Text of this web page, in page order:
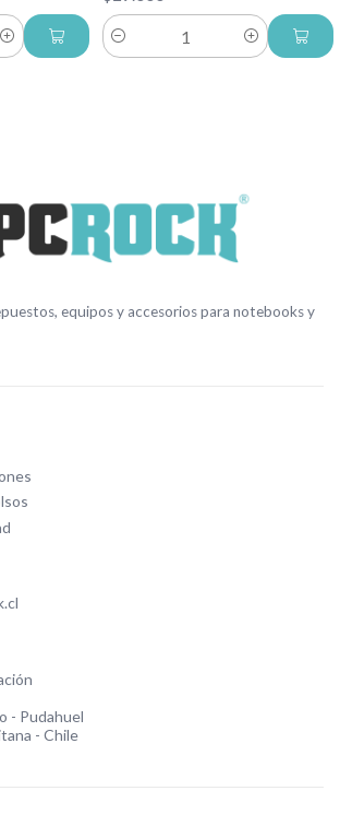
Cantidad
equipos y accesorios para notebooks y
- Pudahuel
- Chile